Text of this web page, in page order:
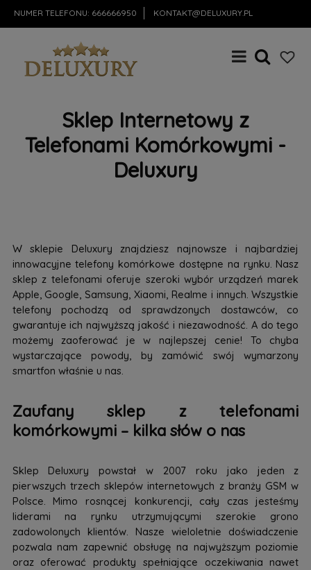
NUMER TELEFONU: 666666950 KONTAKT@DELUXURY.PL
Sklep Internetowy z
Telefonami Komórkowymi -
Deluxury
W sklepie Deluxury znajdziesz najnowsze i najbardziej
innowacyjne telefony komórkowe dostępne na rynku. Nasz
sklep z telefonami oferuje szeroki wybór urządzeń marek
Apple, Google, Samsung, Xiaomi, Realme i innych. Wszystkie
telefony pochodzą od sprawdzonych dostawców, co
gwarantuje ich najwyższą jakość i niezawodność. A do tego
możemy zaoferować je w najlepszej cenie! To chyba
wystarczające powody, by zamówić swój wymarzony
smartfon właśnie u nas.
Zaufany sklep z telefonami
komórkowymi – kilka słów o nas
Sklep Deluxury powstał w 2007 roku jako jeden z
pierwszych trzech sklepów internetowych z branży GSM w
Polsce. Mimo rosnącej konkurencji, cały czas jesteśmy
liderami na rynku utrzymującymi szerokie grono
zadowolonych klientów. Nasze wieloletnie doświadczenie
pozwala nam zapewnić obsługę na najwyższym poziomie
oraz oferować produkty spełniające oczekiwania nawet